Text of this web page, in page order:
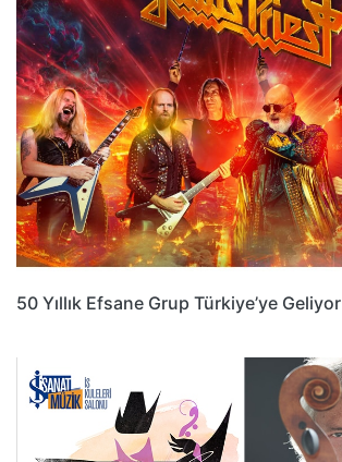
50 Yıllık Efsane Grup Türkiye’ye Geliyor